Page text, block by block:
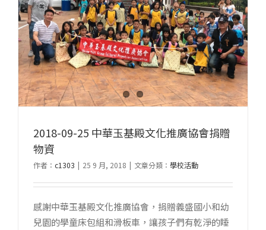
2018-09-25 中華玉基殿文化推廣協會捐贈
物資
作者： c1303 | 25 9 月, 2018 | 文章分類： 學校活動
感謝中華玉基殿文化推廣協會，捐贈義盛國小和幼
兒園的學童床包組和滑板車，讓孩子們有乾淨的睡